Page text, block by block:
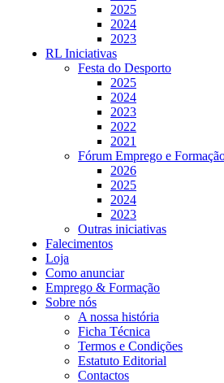
2025
2024
2023
RL Iniciativas
Festa do Desporto
2025
2024
2023
2022
2021
Fórum Emprego e
2026
2025
2024
2023
Outras iniciativas
Falecimentos
Loja
Como anunciar
Emprego & Formação
Sobre nós
A nossa história
Ficha Técnica
Termos e Condições
Estatuto Editorial
Contactos